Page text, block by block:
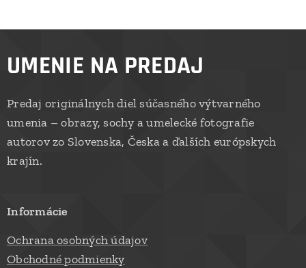
UMENIE NA PREDAJ
Predaj originálnych diel súčasného výtvarného
umenia – obrazy, sochy a umelecké fotografie
autorov zo Slovenska, Česka a ďalších európskych
krajín.
Informácie
Ochrana osobných údajov
Obchodné podmienky